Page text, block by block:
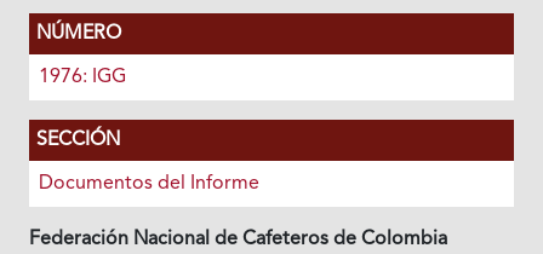
NÚMERO
1976: IGG
SECCIÓN
Documentos del Informe
Federación Nacional de Cafeteros de Colombia